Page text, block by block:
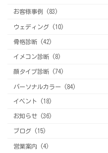
お客様事例 (83)
ウェディング (10)
骨格診断 (42)
イメコン診断 (8)
顔タイプ診断 (74)
パーソナルカラー (84)
イベント (18)
お知らせ (36)
ブログ (15)
営業案内 (4)